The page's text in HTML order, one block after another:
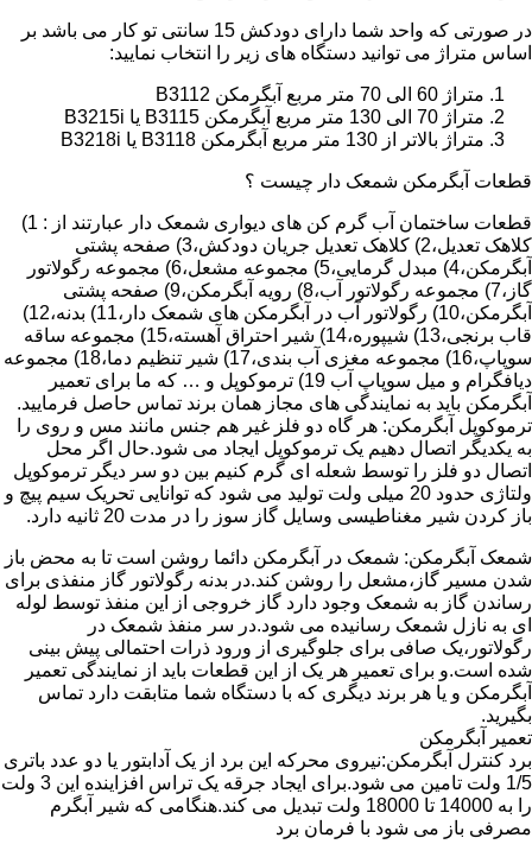
در صورتی که واحد شما دارای دودکش 15 سانتی تو کار می باشد بر
اساس متراژ می توانید دستگاه های زیر را انتخاب نمایید:
متراژ 60 الی 70 متر مربع آبگرمکن B3112
متراژ 70 الی 130 متر مربع آبگرمکن B3115 یا B3215i
متراژ بالاتر از 130 متر مربع آبگرمکن B3118 یا B3218i
قطعات آبگرمکن شمعک دار چیست ؟
قطعات ساختمان آب گرم کن های دیواری شمعک دار عبارتند از : 1)
کلاهک تعدیل،2) کلاهک تعدیل جریان دودکش،3) صفحه پشتی
آبگرمکن،4) مبدل گرمایی،5) مجموعه مشعل،6) مجموعه رگولاتور
گاز،7) مجموعه رگولاتور آب،8) رویه آبگرمکن،9) صفحه پشتی
آبگرمکن،10) رگولاتور آب در آبگرمکن های شمعک دار،11) بدنه،12)
قاب برنجی،13) شیپوره،14) شیر احتراق آهسته،15) مجموعه ساقه
سوپاپ،16) مجموعه مغزی آب بندی،17) شیر تنظیم دما،18) مجموعه
دیافگرام و میل سوپاپ آب 19) ترموکوپل و … که ما برای تعمیر
آبگرمکن باید به نمایندگی های مجاز همان برند تماس حاصل فرمایید.
ترموکوپل آبگرمکن: هر گاه دو فلز غیر هم جنس مانند مس و روی را
به یکدیگر اتصال دهیم یک ترموکوپل ایجاد می شود.حال اگر محل
اتصال دو فلز را توسط شعله ای گرم کنیم بین دو سر دیگر ترموکوپل
ولتاژی حدود 20 میلی ولت تولید می شود که توانایی تحریک سیم پیچ و
باز کردن شیر مغناطیسی وسایل گاز سوز را در مدت 20 ثانیه دارد.
شمعک آبگرمکن: شمعک در آبگرمکن دائما روشن است تا به محض باز
شدن مسیر گاز،مشعل را روشن کند.در بدنه رگولاتور گاز منفذی برای
رساندن گاز به شمعک وجود دارد گاز خروجی از این منفذ توسط لوله
ای به نازل شمعک رسانیده می شود.در سر منفذ شمعک در
رگولاتور،یک صافی برای جلوگیری از ورود ذرات احتمالی پیش بینی
شده است.و برای تعمیر هر یک از این قطعات باید از نمایندگی تعمیر
آبگرمکن و یا هر برند دیگری که با دستگاه شما متابقت دارد تماس
بگیرید.
تعمیر آبگرمکن
برد کنترل آبگرمکن:نیروی محرکه این برد از یک آدابتور یا دو عدد باتری
1/5 ولت تامین می شود.برای ایجاد جرقه یک تراس افزاینده این 3 ولت
را به 14000 تا 18000 ولت تبدیل می کند.هنگامی که شیر آبگرم
مصرفی باز می شود با فرمان برد